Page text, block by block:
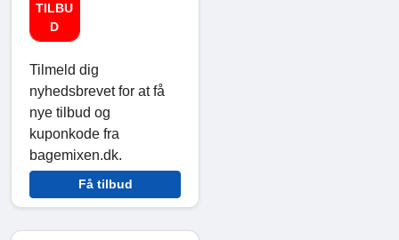
TILBU
D
Tilmeld dig
nyhedsbrevet for at få
nye tilbud og
kuponkode fra
bagemixen.dk.
Få tilbud